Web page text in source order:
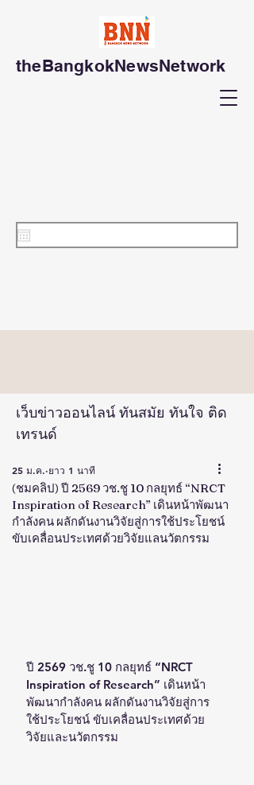
theBangkokNewsNetwork
เว็บข่าวออนไลน์ ทันสมัย ทันใจ ติด
เทรนด์
(ชมคลิป) ปี 2569 วช.ชู 10 กลยุทธ์ “NRCT
Inspiration of Research” เดินหน้าพัฒนา
กำลังคน ผลักดันงานวิจัยสู่การใช้ประโยชน์
ขับเคลื่อนประเทศด้วยวิจัยแลนวัตกรรม
25 ม.ค. ยาว 1 นาที
ปี 2569 วช.ชู 10 กลยุทธ์ “NRCT
Inspiration of Research” เดินหน้า
พัฒนากำลังคน ผลักดันงานวิจัยสู่การ
ใช้ประโยชน์ ขับเคลื่อนประเทศด้วย
วิจัยและนวัตกรรม